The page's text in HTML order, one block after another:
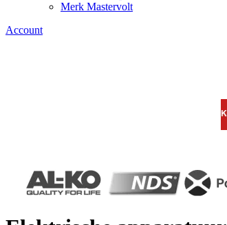
Merk Mastervolt
Account